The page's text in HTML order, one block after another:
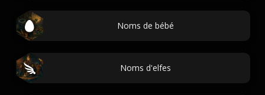
Noms de bébé
Noms d'elfes